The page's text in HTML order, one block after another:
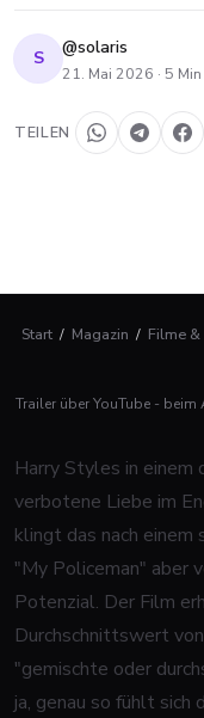
S @solaris
21. Mai 2026 · 5
TEILEN
Start / Magazin / Filme &
Trailer über YouTube -
Harry Styles in einem
verbotene Liebe im
klingt das nach
"My Policeman" aber
Potenzial. Der Film
Durchschnittswert
"gemischte oder
ja, genau so fühlt sich